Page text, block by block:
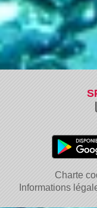
Charte
Informations